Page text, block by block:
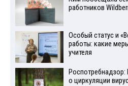
работников
Особый статус и
работы: какие
учителя
о циркуляции